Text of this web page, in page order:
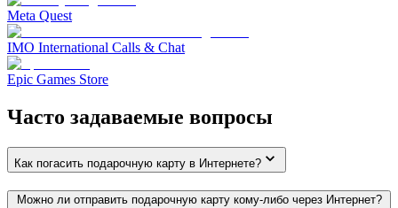
Meta Quest
IMO International Calls & Chat
Epic Games Store
Часто задаваемые вопросы
Как погасить подарочную карту в Интернете?
Можно ли отправить подарочную карту кому-либо через Интернет?